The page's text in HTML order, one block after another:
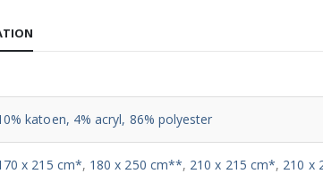
katoen, 4% acryl, 86% polyester
x 215 cm*, 180 x 250 cm**, 210 x 215 cm*, 210 x